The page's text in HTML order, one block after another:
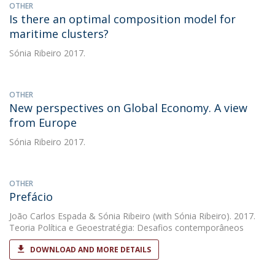
OTHER
Is there an optimal composition model for
maritime clusters?
Sónia Ribeiro 2017.
OTHER
New perspectives on Global Economy. A view
from Europe
Sónia Ribeiro 2017.
OTHER
Prefácio
João Carlos Espada & Sónia Ribeiro (with Sónia Ribeiro). 2017.
Teoria Política e Geoestratégia: Desafios contemporâneos
DOWNLOAD AND MORE DETAILS